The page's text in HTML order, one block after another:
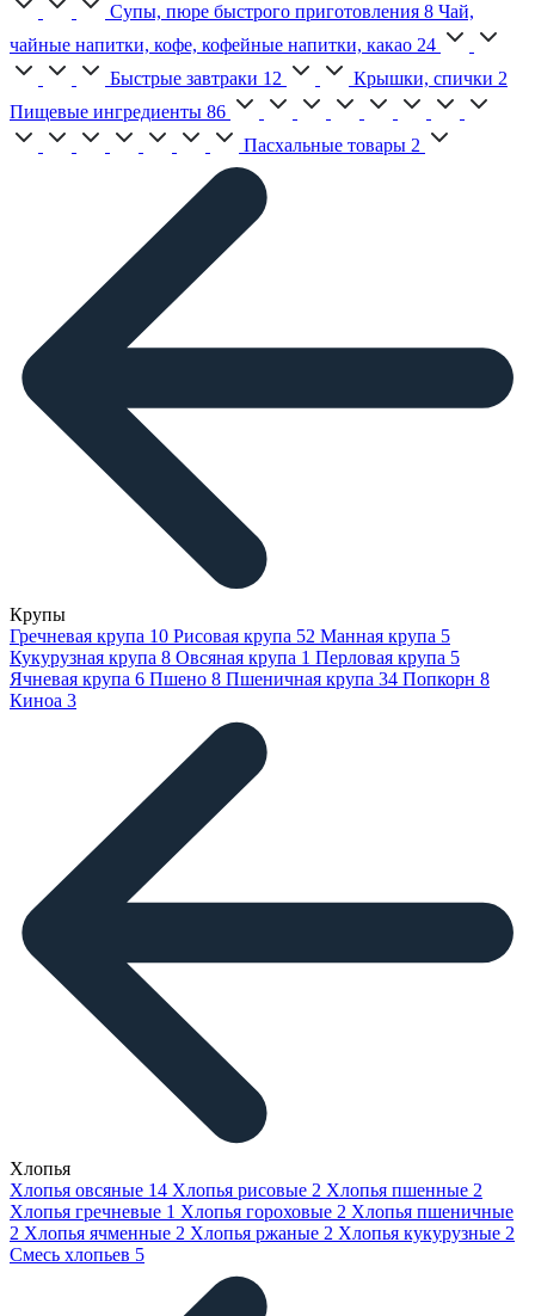
Супы, пюре быстрого приготовления 8 Чай,
чайные напитки, кофе, кофейные напитки, какао 24
Быстрые завтраки 12 Крышки, спички 2
Пищевые ингредиенты 86
Пасхальные товары 2
Крупы
Гречневая крупа 10 Рисовая крупа 52 Манная крупа 5
Кукурузная крупа 8 Овсяная крупа 1 Перловая крупа 5
Ячневая крупа 6 Пшено 8 Пшеничная крупа 34 Попкорн 8
Киноа 3
Хлопья
Хлопья овсяные 14 Хлопья рисовые 2 Хлопья пшенные 2
Хлопья гречневые 1 Хлопья гороховые 2 Хлопья пшеничные
2 Хлопья ячменные 2 Хлопья ржаные 2 Хлопья кукурузные 2
Смесь хлопьев 5